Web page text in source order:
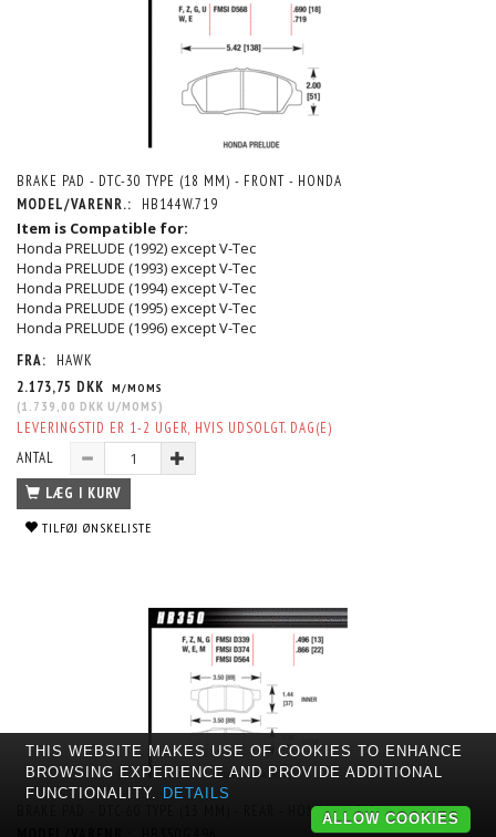
BRAKE PAD - DTC-30 TYPE (18 MM) - FRONT - HONDA
MODEL/VARENR.:
HB144W.719
Item is Compatible for:
Honda PRELUDE (1992) except V-Tec
Honda PRELUDE (1993) except V-Tec
Honda PRELUDE (1994) except V-Tec
Honda PRELUDE (1995) except V-Tec
Honda PRELUDE (1996) except V-Tec
FRA:
HAWK
2.173,75 DKK M/MOMS
(1.739,00 DKK U/MOMS )
LEVERINGSTID ER 1-2 UGER, HVIS UDSOLGT. DAG(E)
ANTAL
LÆG I KURV
TILFØJ ØNSKELISTE
BRAKE PAD - DTC-60 TYPE (13 MM) - REAR - HONDA - ACURA
THIS WEBSITE MAKES USE OF COOKIES TO ENHANCE
BROWSING EXPERIENCE AND PROVIDE ADDITIONAL
FUNCTIONALITY. DETAILS
ALLOW COOKIES